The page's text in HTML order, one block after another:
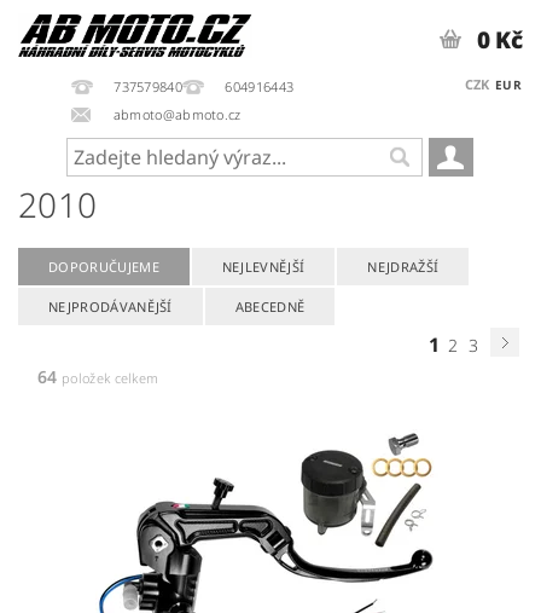
737579840
604916443
abmoto@abmoto.cz
CZK EUR
0 Kč
2010
DOPORUČUJEME NEJLEVNĚJŠÍ NEJDRAŽŠÍ
NEJPRODÁVANĚJŠÍ ABECEDNĚ
1 2 3
64 položek celkem